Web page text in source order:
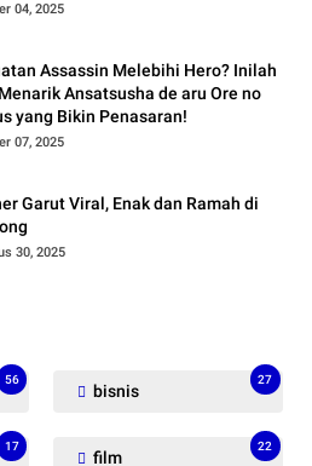
04, 2025
Assassin Melebihi Hero? Inilah
Ansatsusha de aru Ore no
yang Bikin Penasaran!
07, 2025
Garut Viral, Enak dan Ramah di
30, 2025
56
bisnis
27
17
film
22